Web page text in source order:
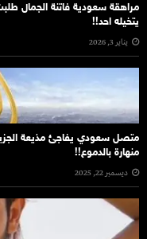
مراهقة سعودية فاتنة الجمال
يتخيله احد!!
يناير 3, 2026
متصل سعودي يفاجئ مذيعة
منهارة بالدموع!!
ديسمبر 22, 2025